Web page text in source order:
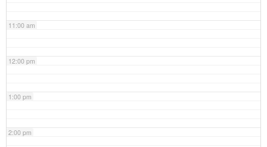
11:00 am
12:00 pm
1:00 pm
2:00 pm